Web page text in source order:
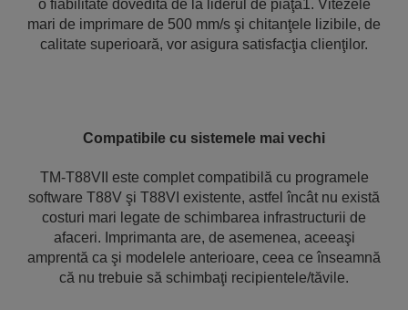
o fiabilitate dovedită de la liderul de piaţă1. Vitezele
mari de imprimare de 500 mm/s şi chitanţele lizibile, de
calitate superioară, vor asigura satisfacţia clienţilor.
Compatibile cu sistemele mai vechi
TM-T88VII este complet compatibilă cu programele
software T88V şi T88VI existente, astfel încât nu există
costuri mari legate de schimbarea infrastructurii de
afaceri. Imprimanta are, de asemenea, aceeaşi
amprentă ca şi modelele anterioare, ceea ce înseamnă
că nu trebuie să schimbaţi recipientele/tăvile.